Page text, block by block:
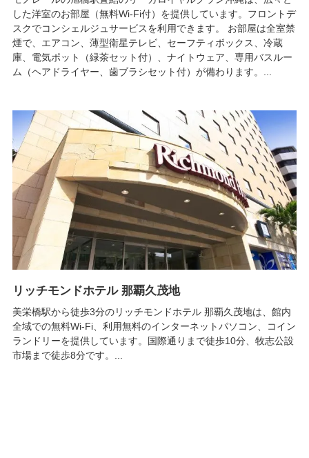
した洋室のお部屋（無料Wi-Fi付）を提供しています。フロントデ
スクでコンシェルジュサービスを利用できます。 お部屋は全室禁
煙で、エアコン、薄型衛星テレビ、セーフティボックス、冷蔵
庫、電気ポット（緑茶セット付）、ナイトウェア、専用バスルー
ム（ヘアドライヤー、歯ブラシセット付）が備わります。...
リッチモンドホテル 那覇久茂地
美栄橋駅から徒歩3分のリッチモンドホテル 那覇久茂地は、館内
全域での無料Wi-Fi、利用無料のインターネットパソコン、コイン
ランドリーを提供しています。国際通りまで徒歩10分、牧志公設
市場まで徒歩8分です。...